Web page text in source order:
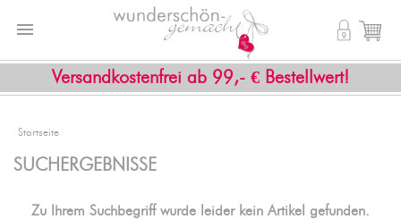
Versandkostenfrei ab 99,- € Bestellwert!
 shopping_cart

Startseite
SUCHERGEBNISSE
Zu Ihrem Suchbegriff wurde leider kein Artikel gefunden.